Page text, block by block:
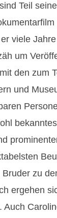
Teil
viele
um
den zum
und
Bruder zu
ergehen
Auch